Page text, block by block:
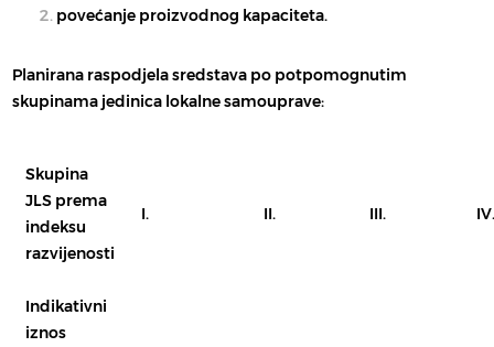
povećanje proizvodnog kapaciteta.
Planirana raspodjela sredstava po potpomognutim
skupinama jedinica lokalne samouprave:
Skupina
JLS prema
indeksu
razvijenosti
I. II. III. IV.
Indikativni
iznos